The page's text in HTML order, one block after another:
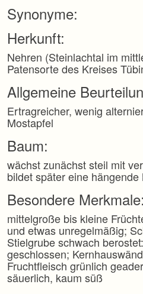
Synonyme:
Herkunft:
Nehren (Steinlachtal im
Patensorte des Kreises
Allgemeine
Ertragreicher, wenig
Mostapfel
Baum:
wächst zunächst steil mit
bildet später eine hängende
Besondere Merkmale:
mittelgroße bis kleine
und etwas unregelmäßig;
Stielgrube schwach
geschlossen;
Fruchtfleisch grünlich
säuerlich, kaum süß